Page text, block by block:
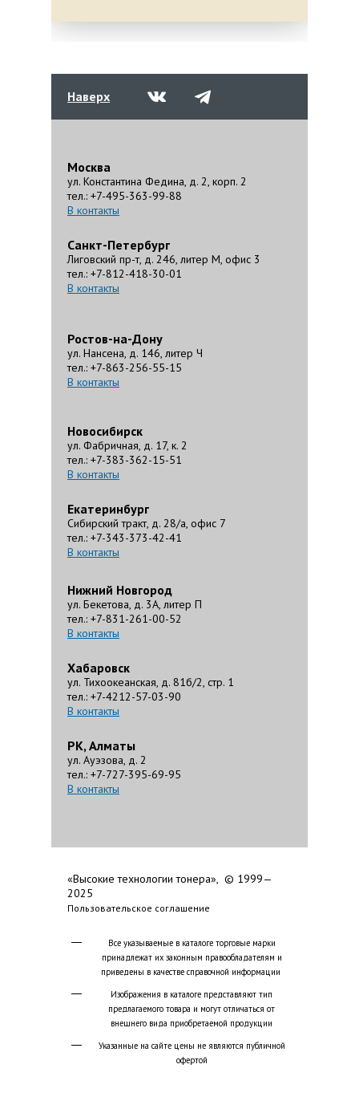
Наверх
Москва
ул. Константина Федина, д. 2, корп. 2
тел.: +7-495-363-99-88
В контакты
Санкт-Петербург
Лиговский пр-т, д. 246, литер М, офис 3
тел.: +7-812-418-30-01
В контакты
Ростов-на-Дону
ул. Нансена, д. 146, литер Ч
тел.: +7-863-256-55-15
В контакты
Новосибирск
ул. Фабричная, д. 17, к. 2
тел.: +7-383-362-15-51
В контакты
Екатеринбург
Сибирский тракт, д. 28/а, офис 7
тел.: +7-343-373-42-41
В контакты
Нижний Новгород
ул. Бекетова, д. 3А, литер П
тел.: +7-831-261-00-52
В контакты
Хабаровск
ул. Тихоокеанская, д. 81б/2, стр. 1
тел.: +7-4212-57-03-90
В контакты
РК, Алматы
ул. Ауэзова, д. 2
тел.: +7-727-395-69-95
В контакты
«Высокие технологии тонера», © 1999—
2025
Пользовательское соглашение
Все указываемые в каталоге торговые марки
принадлежат их законным правообладателям и
приведены в качестве справочной информации
Изображения в каталоге представляют тип
предлагаемого товара и могут отличаться от
внешнего вида приобретаемой продукции
Указанные на сайте цены не являются публичной
офертой